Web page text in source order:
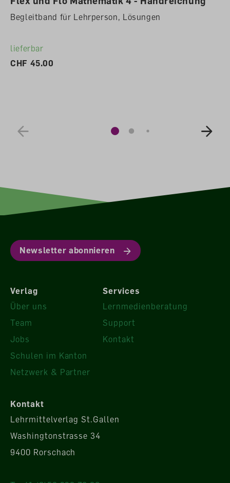
Begleitband für Lehrperson, Lösungen
lieferbar
CHF 45.00
Newsletter abonnieren
Verlag
Über uns
Team
Jobs
Schulen im Kanton
Netzwerk & Partner
Services
Lernmedienberatung
Support
Kontakt
Kontakt
Lehrmittelverlag St.Gallen
Washingtonstrasse 34
9400 Rorschach